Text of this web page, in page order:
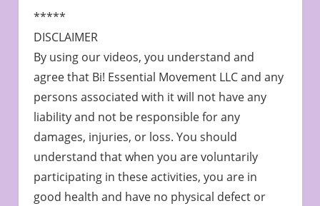
*****
DISCLAIMER
By using our videos, you understand and
agree that Bi! Essential Movement LLC and any
persons associated with it will not have any
liability and not be responsible for any
damages, injuries, or loss. You should
understand that when you are voluntarily
participating in these activities, you are in
good health and have no physical defect or